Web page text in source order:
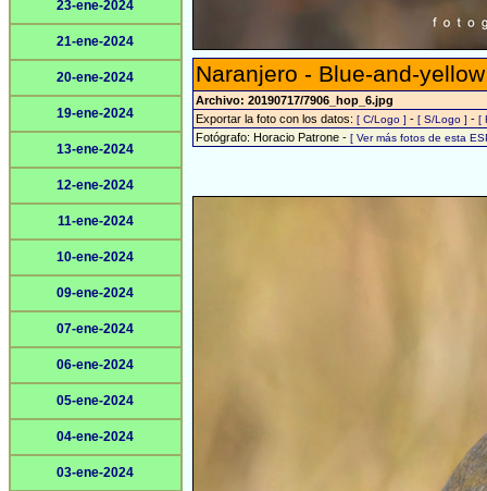
23-ene-2024
21-ene-2024
20-ene-2024
19-ene-2024
13-ene-2024
12-ene-2024
11-ene-2024
10-ene-2024
09-ene-2024
07-ene-2024
06-ene-2024
05-ene-2024
04-ene-2024
03-ene-2024
Naranjero - Blue-and-
Archivo: 20190717/7906_hop_6.jpg
Exportar la foto con los datos: [ C/Logo ] - [ S/Logo ] - [
Fotógrafo: Horacio Patrone - [ Ver más fotos de esta